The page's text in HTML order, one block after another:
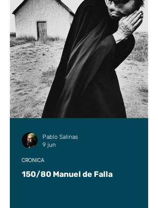
150/80 Manuel de Falla
CRÓNICA
Pablo Salinas
9 jun